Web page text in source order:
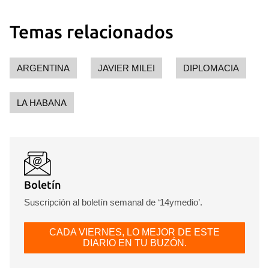
Temas relacionados
ARGENTINA JAVIER MILEI DIPLOMACIA
LA HABANA
Boletín
Suscripción al boletín semanal de ‘14ymedio’.
CADA VIERNES, LO MEJOR DE ESTE
DIARIO EN TU BUZÓN.